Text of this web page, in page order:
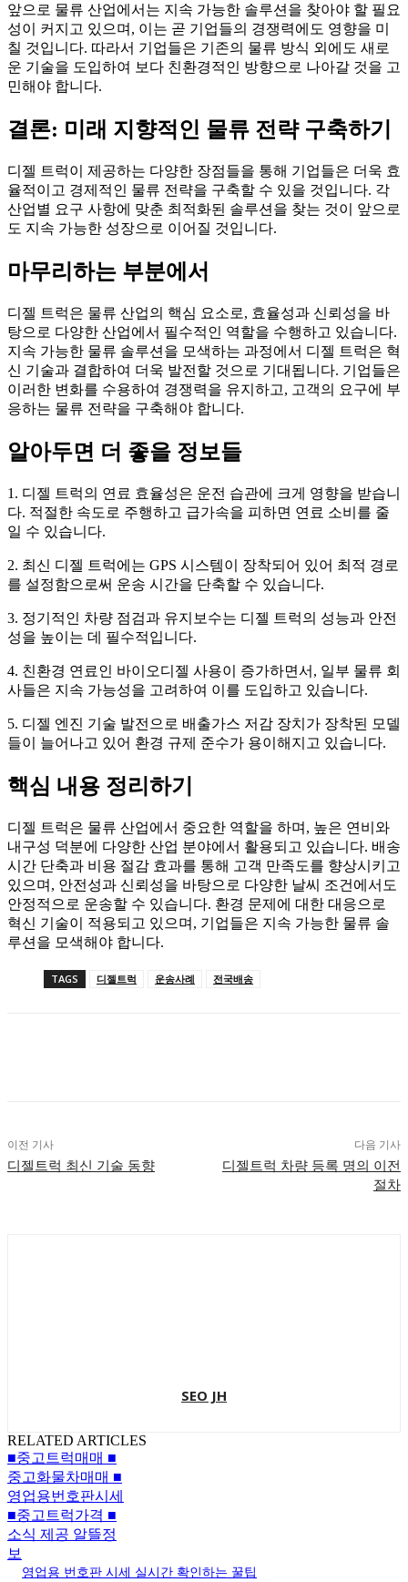
앞으로 물류 산업에서는 지속 가능한 솔루션을 찾아야 할 필요
성이 커지고 있으며, 이는 곧 기업들의 경쟁력에도 영향을 미
칠 것입니다. 따라서 기업들은 기존의 물류 방식 외에도 새로
운 기술을 도입하여 보다 친환경적인 방향으로 나아갈 것을 고
민해야 합니다.
결론: 미래 지향적인 물류 전략 구축하기
디젤 트럭이 제공하는 다양한 장점들을 통해 기업들은 더욱 효
율적이고 경제적인 물류 전략을 구축할 수 있을 것입니다. 각
산업별 요구 사항에 맞춘 최적화된 솔루션을 찾는 것이 앞으로
도 지속 가능한 성장으로 이어질 것입니다.
마무리하는 부분에서
디젤 트럭은 물류 산업의 핵심 요소로, 효율성과 신뢰성을 바
탕으로 다양한 산업에서 필수적인 역할을 수행하고 있습니다.
지속 가능한 물류 솔루션을 모색하는 과정에서 디젤 트럭은 혁
신 기술과 결합하여 더욱 발전할 것으로 기대됩니다. 기업들은
이러한 변화를 수용하여 경쟁력을 유지하고, 고객의 요구에 부
응하는 물류 전략을 구축해야 합니다.
알아두면 더 좋을 정보들
1. 디젤 트럭의 연료 효율성은 운전 습관에 크게 영향을 받습니
다. 적절한 속도로 주행하고 급가속을 피하면 연료 소비를 줄
일 수 있습니다.
2. 최신 디젤 트럭에는 GPS 시스템이 장착되어 있어 최적 경로
를 설정함으로써 운송 시간을 단축할 수 있습니다.
3. 정기적인 차량 점검과 유지보수는 디젤 트럭의 성능과 안전
성을 높이는 데 필수적입니다.
4. 친환경 연료인 바이오디젤 사용이 증가하면서, 일부 물류 회
사들은 지속 가능성을 고려하여 이를 도입하고 있습니다.
5. 디젤 엔진 기술 발전으로 배출가스 저감 장치가 장착된 모델
들이 늘어나고 있어 환경 규제 준수가 용이해지고 있습니다.
핵심 내용 정리하기
디젤 트럭은 물류 산업에서 중요한 역할을 하며, 높은 연비와
내구성 덕분에 다양한 산업 분야에서 활용되고 있습니다. 배송
시간 단축과 비용 절감 효과를 통해 고객 만족도를 향상시키고
있으며, 안전성과 신뢰성을 바탕으로 다양한 날씨 조건에서도
안정적으로 운송할 수 있습니다. 환경 문제에 대한 대응으로
혁신 기술이 적용되고 있으며, 기업들은 지속 가능한 물류 솔
루션을 모색해야 합니다.
TAGS 디젤트럭 운송사례 전국배송
이전 기사
디젤트럭 최신 기술 동향
다음 기사
디젤트럭 차량 등록 명의 이전
절차
SEO JH
RELATED ARTICLES
■중고트럭매매 ■
중고화물차매매 ■
영업용번호판시세
■중고트럭가격 ■
소식 제공 알뜰정
보
영업용 번호판 시세 실시간 확인하는 꿀팁